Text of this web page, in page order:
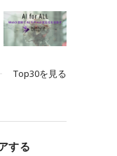
Top30を見る
する